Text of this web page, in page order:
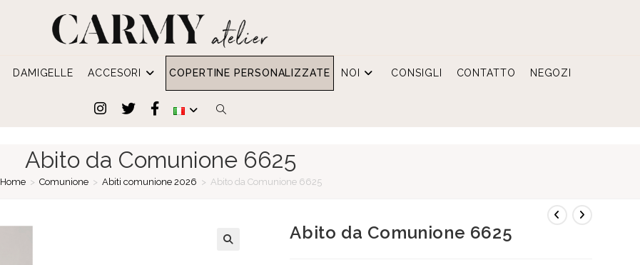
DAMIGELLE ACCESORI COPERTINE PERSONALIZZATE NOI CONSIGLI CONTATTO NEGOZI
ATTIVA/DISATTIVA
RICERCA
SITO
Abito da Comunione 6625
Home > Comunione > Abiti comunione 2026 > Abito da Comunione 6625
Abito da Comunione 6625